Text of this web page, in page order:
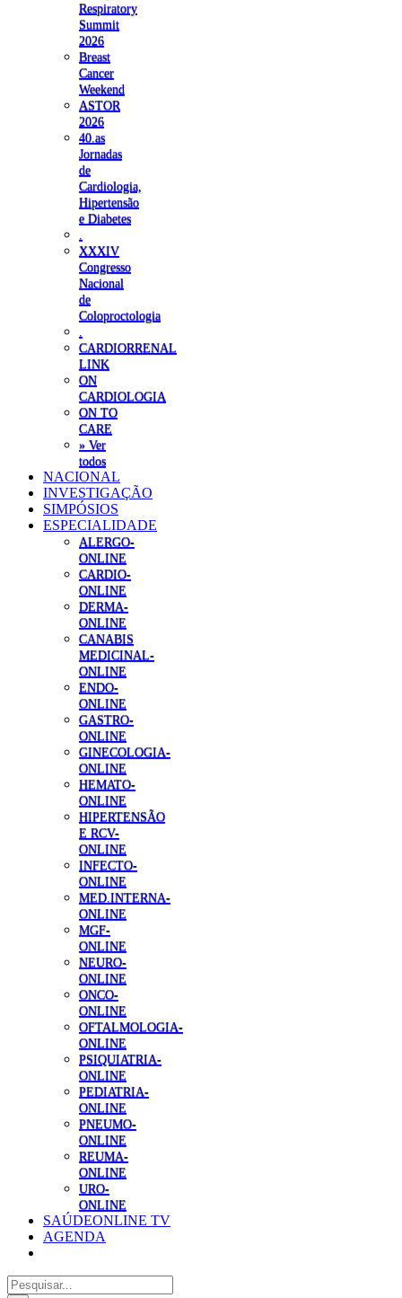
Respiratory
Summit
2026
Breast
Cancer
Weekend
ASTOR
2026
40.as
Jornadas
de
Cardiologia,
Hipertensão
e Diabetes
XXXIV
Congresso
Nacional
de
Coloproctologia
CARDIORRENAL
LINK
ON
CARDIOLOGIA
ON TO
CARE
» Ver
todos
NACIONAL
INVESTIGAÇÃO
SIMPÓSIOS
ESPECIALIDADE
ALERGO-
ONLINE
CARDIO-
ONLINE
DERMA-
ONLINE
CANABIS
MEDICINAL-
ONLINE
ENDO-
ONLINE
GASTRO-
ONLINE
GINECOLOGIA-
ONLINE
HEMATO-
ONLINE
HIPERTENSÃO
E RCV-
ONLINE
INFECTO-
ONLINE
MED.INTERNA-
ONLINE
MGF-
ONLINE
NEURO-
ONLINE
ONCO-
ONLINE
OFTALMOLOGIA-
ONLINE
PSIQUIATRIA-
ONLINE
PEDIATRIA-
ONLINE
PNEUMO-
ONLINE
REUMA-
ONLINE
URO-
ONLINE
SAÚDEONLINE TV
AGENDA
Pesquisar